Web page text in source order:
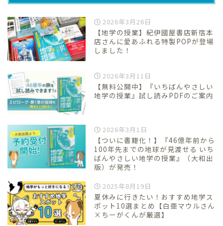
2026年3月26日
【地学の授業】紀伊國屋書店新宿本
店さんに愛あふれる特製POPが登場
しました！
2026年3月11日
【無料公開中】『いちばんやさしい
地学の授業』試し読みPDFのご案内
2026年3月1日
【ついに書籍化！】『46億年前から
100年先までの地球が見渡せる いち
ばんやさしい地学の授業』（大和出
版）が発売！
2025年8月19日
夏休みに行きたい！おすすめ地学ス
ポット10選まとめ【白亜マウルさん
×ちーがくんが厳選】